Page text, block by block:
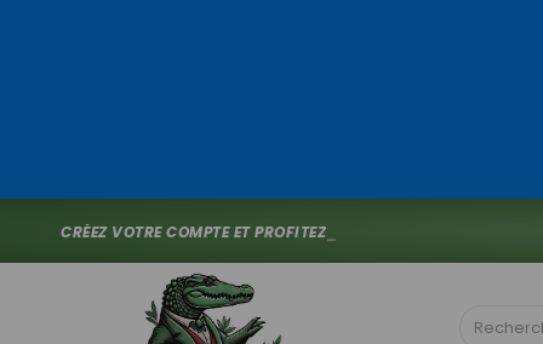
CRÉEZ VOTRE COMPTE ET PROFITEZ